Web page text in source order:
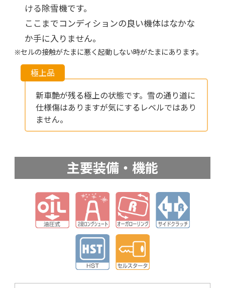
ける除雪機です。
ここまでコンディションの良い機体はなかな
か手に入りません。
※セルの接触がたまに悪く起動しない時がたまにあります。
新車艶が残る極上の状態です。雪の通り道に
仕様傷はありますが気にするレベルではあり
ません。
主要装備・機能